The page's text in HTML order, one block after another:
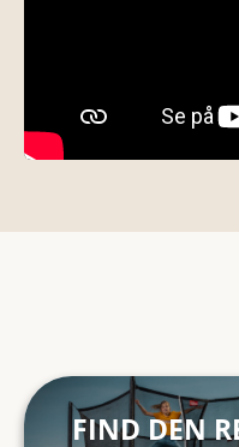
FIND DEN RETTE
FIND DEN